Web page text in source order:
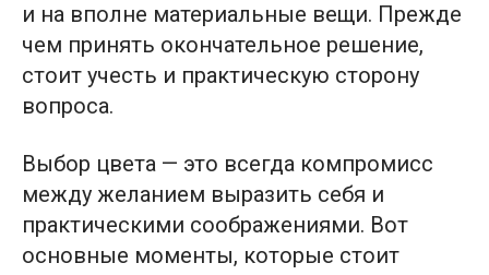
и на вполне материальные вещи. Прежде
чем принять окончательное решение,
стоит учесть и практическую сторону
вопроса.
Выбор цвета — это всегда компромисс
между желанием выразить себя и
практическими соображениями. Вот
основные моменты, которые стоит